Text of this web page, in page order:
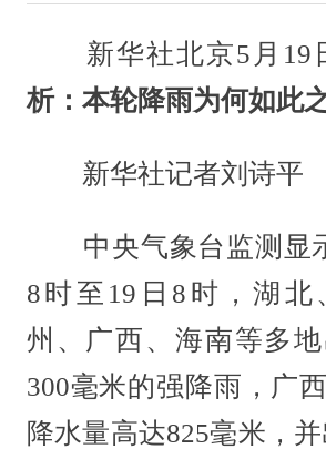
新华社北京5月19
析：本轮降雨为何如此
新华社记者刘诗平
中央气象台监测显
8时至19日8时，湖北
州、广西、海南等多
300毫米的强降雨，广
降水量高达825毫米，